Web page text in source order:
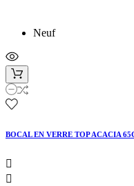
Neuf
BOCAL EN VERRE TOP ACACIA

